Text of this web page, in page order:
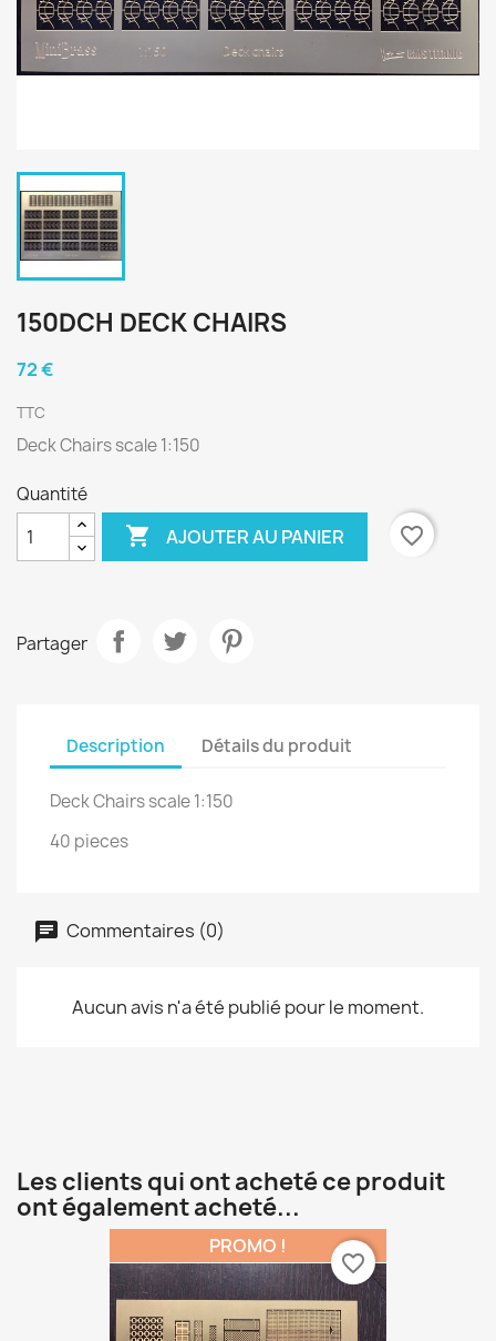
150DCH DECK CHAIRS
72 €
TTC
Deck Chairs scale 1:150
Quantité
 AJOUTER AU PANIER favorite_border
Partager
Description Détails du produit
Deck Chairs scale 1:150
40 pieces
Commentaires (0)
Aucun avis n'a été publié pour le moment.
Les clients qui ont acheté ce produit
ont également acheté...
PROMO !
favorite_border